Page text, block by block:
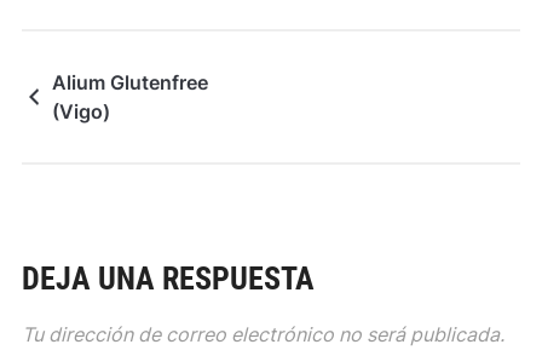
Alium Glutenfree
(Vigo)
DEJA UNA RESPUESTA
Tu dirección de correo electrónico no será publicada.